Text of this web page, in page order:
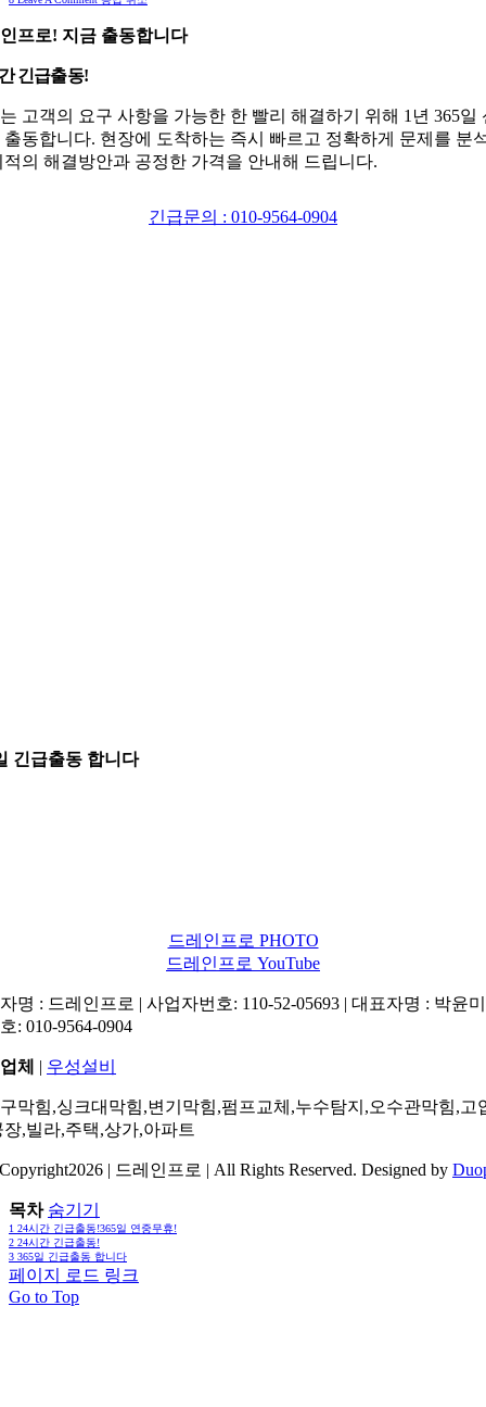
프로! 지금 출동합니다
긴급출동!
고객의 요구 사항을 가능한 한 빨리 해결하기 위해 1년 365일
출동합니다. 현장에 도착하는 즉시 빠르고 정확하게 문제를 분
적의 해결방안과 공정한 가격을 안내해 드립니다.
긴급문의 : 010-9564-0904
긴급출동 합니다
드레인프로 PHOTO
드레인프로 YouTube
명 : 드레인프로 | 사업자번호: 110-52-05693 | 대표자명 : 박윤
: 010-9564-0904
체 | 우성설비
막힘,싱크대막힘,변기막힘,펌프교체,누수탐지,오수관막힘,고
장,빌라,주택,상가,아파트
| 드레인프로 | All Rights Reserved. Designed by
목차 숨기기
1 24시간 긴급출동!365일 연중무휴!
2 24시간 긴급출동!
3 365일 긴급출동 합니다
페이지 로드 링크
Go to Top